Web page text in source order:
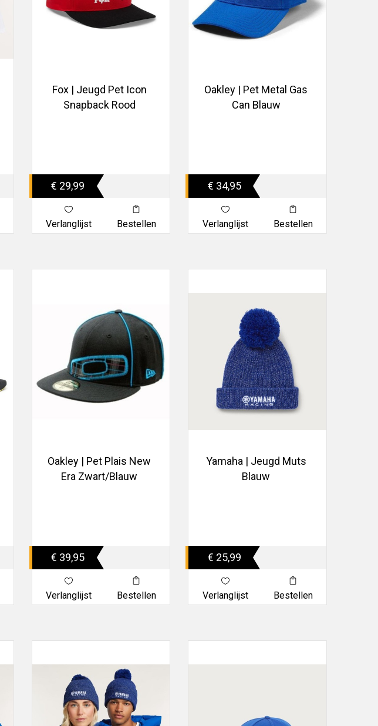
Fox | Jeugd Pet Icon
Snapback Rood
€ 29,99
Verlanglijst Bestellen
Oakley | Pet Metal Gas
Can Blauw
€ 34,95
Verlanglijst Bestellen
Oakley | Pet Plais New
Era Zwart/Blauw
€ 39,95
Verlanglijst Bestellen
Yamaha | Jeugd Muts
Blauw
€ 25,99
Verlanglijst Bestellen